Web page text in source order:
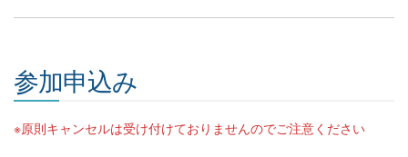
参加申込み
※原則キャンセルは受け付けておりませんのでご注意ください